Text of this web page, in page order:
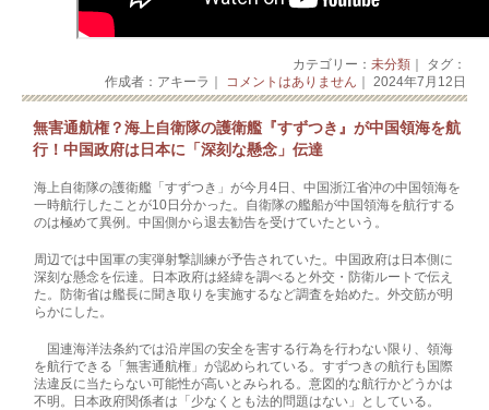
カテゴリー： 未分類｜ タグ：
作成者：アキーラ｜
コメントはありません ｜ 2024年7月12日
無害通航権？海上自衛隊の護衛艦『すずつき』が中国領海を航
行！中国政府は日本に「深刻な懸念」伝達
海上自衛隊の護衛艦「すずつき」が今月4日、中国浙江省沖の中国領海を
一時航行したことが10日分かった。自衛隊の艦船が中国領海を航行する
のは極めて異例。中国側から退去勧告を受けていたという。
周辺では中国軍の実弾射撃訓練が予告されていた。中国政府は日本側に
深刻な懸念を伝達。日本政府は経緯を調べると外交・防衛ルートで伝え
た。防衛省は艦長に聞き取りを実施するなど調査を始めた。外交筋が明
らかにした。
国連海洋法条約では沿岸国の安全を害する行為を行わない限り、領海
を航行できる「無害通航権」が認められている。すずつきの航行も国際
法違反に当たらない可能性が高いとみられる。意図的な航行かどうかは
不明。日本政府関係者は「少なくとも法的問題はない」としている。